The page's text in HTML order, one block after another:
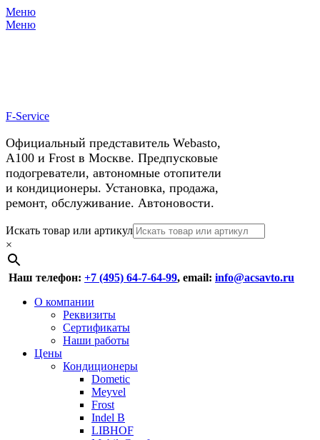
Меню
Меню
F-Service
Официальный представитель Webasto,
А100 и Frost в Москве. Предпусковые
подогреватели, автономные отопители
и кондиционеры. Установка, продажа,
ремонт, обслуживание. Автоновости.
Header
Right
Menu
Перейти
к
содержимому
Искать товар или артикул
×
Наш телефон: +7 (495) 64-7-64-99, email: info@acsavto.ru
Основное
Перейти
содержимому
О компании
Реквизиты
Сертификаты
Наши работы
Цены
Кондиционеры
Dometic
Meyvel
Frost
Indel B
LIBHOF
У нас космические скидки на